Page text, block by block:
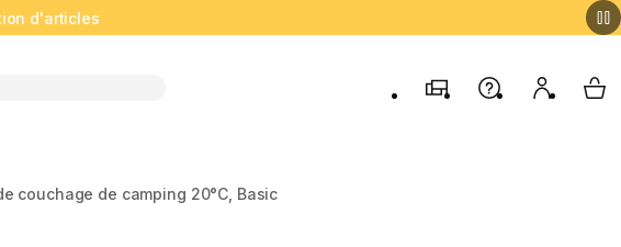
d'articles
MagasinsAide Mon My
couchage de camping 20°C, Basic